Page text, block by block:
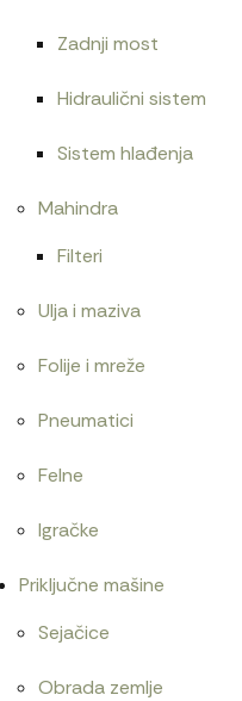
Zadnji most
Hidraulični sistem
Sistem hlađenja
Mahindra
Filteri
Ulja i maziva
Folije i mreže
Pneumatici
Felne
Igračke
Priključne mašine
Sejačice
Obrada zemlje